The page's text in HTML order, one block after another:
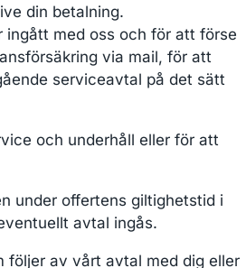
din betalning.
ingått med oss och för att förse
via mail, för att
serviceavtal på det sätt
och underhåll eller för att
under offertens giltighetstid i
avtal ingås.
följer av vårt avtal med dig eller